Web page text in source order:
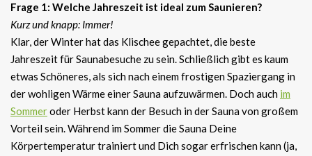
Frage 1: Welche Jahreszeit ist ideal zum Saunieren?
Kurz und knapp: Immer!
Klar, der Winter hat das Klischee gepachtet, die beste
Jahreszeit für Saunabesuche zu sein. Schließlich gibt es kaum
etwas Schöneres, als sich nach einem frostigen Spaziergang in
der wohligen Wärme einer Sauna aufzuwärmen. Doch auch im
Sommeroder Herbst kann der Besuch in der Sauna von großem
Vorteil sein. Während im Sommer die Sauna Deine
Körpertemperatur trainiert und Dich sogar erfrischen kann (ja,